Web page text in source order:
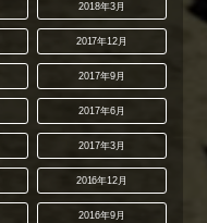
2018年3月
2017年12月
2017年9月
2017年6月
2017年3月
2016年12月
2016年9月